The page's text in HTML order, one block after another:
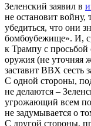
Зеленский заявил в
не остановит войну,
убедиться, что они
бомбоубежище». И,
к Трампу с просьбой
оружия (не уточняя
заставит ВВХ сесть
С одной стороны,
не делаются –
угрожающий всем
не задумывается о
С другой стороны,